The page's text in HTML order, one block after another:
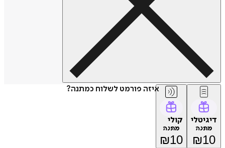
איזה פורמט לשלוח כמתנה?
דיגיטלי
מתנה
₪10
קולי
מתנה
₪10